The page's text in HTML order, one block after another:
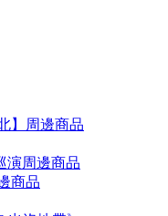
】周邊商品
演周邊商品
商品